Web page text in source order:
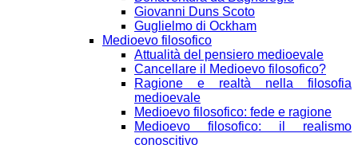
Giovanni Duns Scoto
Guglielmo di Ockham
Medioevo filosofico
Attualità del pensiero medioevale
Cancellare il Medioevo filosofico?
Ragione e realtà nella filosofia
medioevale
Medioevo filosofico: fede e ragione
Medioevo filosofico: il realismo
conoscitivo